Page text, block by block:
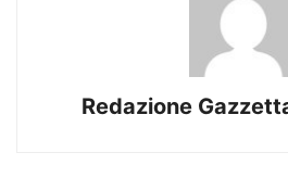
Redazione